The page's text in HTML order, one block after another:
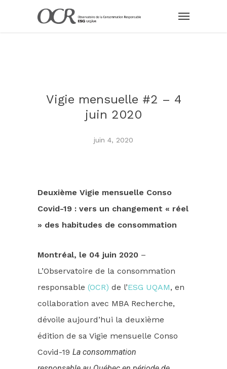
Vigie mensuelle #2 – 4
juin 2020
juin 4, 2020
Deuxième Vigie mensuelle Conso
Covid-19 : vers un changement « réel
» des habitudes de consommation
Montréal, le 04 juin 2020 –
L’Observatoire de la consommation
responsable (OCR) de l’ESG UQAM, en
collaboration avec MBA Recherche,
dévoile aujourd’hui la deuxième
édition de sa Vigie mensuelle Conso
Covid-19 La consommation